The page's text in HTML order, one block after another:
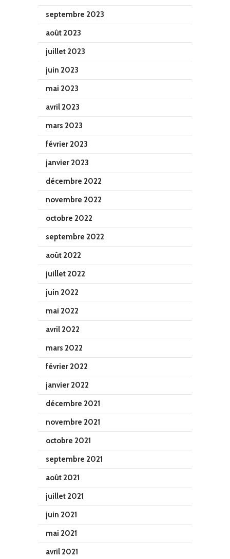
septembre 2023
août 2023
juillet 2023
juin 2023
mai 2023
avril 2023
mars 2023
février 2023
janvier 2023
décembre 2022
novembre 2022
octobre 2022
septembre 2022
août 2022
juillet 2022
juin 2022
mai 2022
avril 2022
mars 2022
février 2022
janvier 2022
décembre 2021
novembre 2021
octobre 2021
septembre 2021
août 2021
juillet 2021
juin 2021
mai 2021
avril 2021